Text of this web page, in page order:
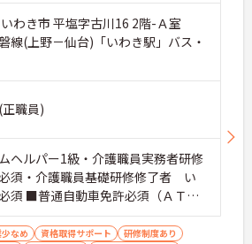
月平均10時間程度という就
後休暇や育児休暇制度がしっ
。オンとオフの切り替えを
実した状態で長くご活躍い
たりの入居者様20名定員を
支援、国基準を上回る人員
者様のペースに合わせたサ
設も専用設計で働きやすく、
を実践できる環境が整って
わき市 平塩字古川16 2階-Ａ室
線(上野－仙台)「いわき駅」バス・
職員)
ヘルパー1級・介護職員実務者研修
須・介護職員基礎研修修了者 い
須 ■普通自動車免許必須（ＡＴ限
経験1年以上必須 ■必要なＰＣス
力程度
なめ 資格取得サポート
研修制度あり